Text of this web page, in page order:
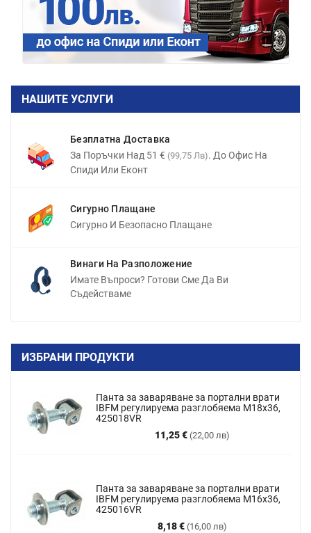
НАШИТЕ УСЛУГИ
Безплатна Доставка
За Поръчки Над 51 € (99,75 Лв). До Офис На
Спиди Или Еконт
Сигурно Плащане
Сигурно И Безопасно Плащане
Винаги На Разположение
Имате Въпроси? Готови Сме Да Ви
Съдействаме
ИЗБРАНИ ПРОДУКТИ
Панта за заваряване за портални врати
IBFM регулируема разглобяема M18x36,
425018VR
11,25 € (22,00 лв)
Цена
Панта за заваряване за портални врати
IBFM регулируема разглобяема М16х36,
425016VR
8,18 € (16,00 лв)
Цена